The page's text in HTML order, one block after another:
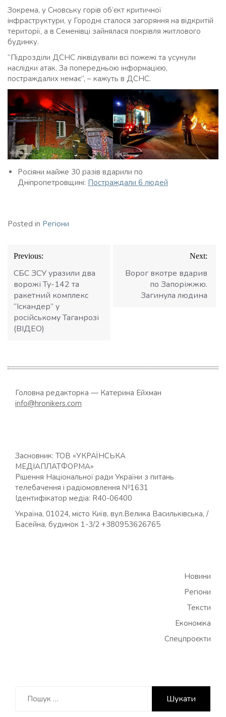
Зокрема, у Сновську горів об’єкт критичної
інфраструктури, у Городні сталося загоряння на відкритій
території, а в Семенівці зайнялася покрівля житлового
будинку.
“Підрозділи ДСНС ліквідували всі пожежі та усунули
наслідки атак. За попередньою інформацією,
постраждалих немає”, – кажуть в ДСНС.
Росіяни майже 30 разів вдарили по
Дніпропетровщині: Постраждали 6 людей
Posted in Регіони
Навігація
записів
Previous:
СБС ЗСУ уразили два
ворожі Ту-142 та
ракетний комплекс
“Іскандер” у
російському Таганрозі
(ВІДЕО)
Next:
Ворог вкотре вдарив
по Запоріжжю.
Загинула людина
Головна редакторка — Катерина Ейхман
info@hronikers.com
Засновник: ТОВ «УКРАЇНСЬКА
МЕДІАПЛАТФОРМА»
Рішення Національної ради України з питань
телебачення і радіомовлення №1631
Ідентифікатор медіа: R40-06400
Україна, 01024, місто Київ, вул.Велика Васильківська, /
Басейна, будинок 1-3/2 +380953626765
Новини
Регіони
Тексти
Економіка
Спецпроєкти